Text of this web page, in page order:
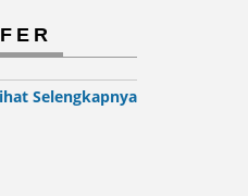
Selengkapnya